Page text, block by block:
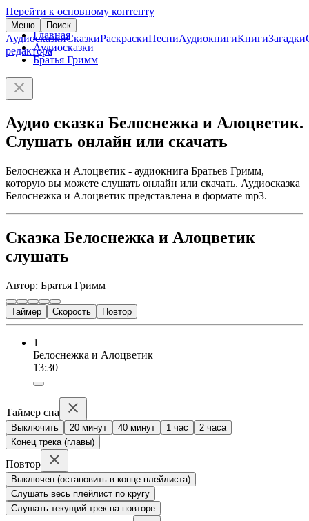
Перейти к основному контенту
Меню Поиск
АудиосказкиСказкиРаскраскиПесниАудиокнигиКнигиЗагадки
редактора
Главная
Аудиосказки
Братья Гримм
Аудио сказка Белоснежка и Алоцветик.
Слушать онлайн или скачать
Белоснежка и Алоцветик - аудиокнига Братьев Гримм,
которую вы можете слушать онлайн или скачать. Аудиосказка
Белоснежка и Алоцветик представлена в формате mp3.
Сказка Белоснежка и Алоцветик
слушать
Автор: Братья Гримм
Таймер Скорость Повтор
1
Белоснежка и Алоцветик
13:30
Таймер сна
Выключить 20 минут 40 минут 1 час
2 часа
Конец трека (главы)
Повтор
Выключен (остановить в конце плейлиста)
Слушать весь плейлист по кругу
Слушать текущий трек на повторе